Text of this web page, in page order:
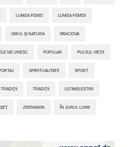
LUMEA FEMEI LUMEA FEMEII
OMUL ȘI NATURA PANCIOVA
NE UNESC POPULAR PULSUL VIEȚII
SPIRITUALITATE SPORT
TRADIŢII TRADIȚII ULTIMELESTIRI
ZRENIANIN ÎN JURUL LUMII